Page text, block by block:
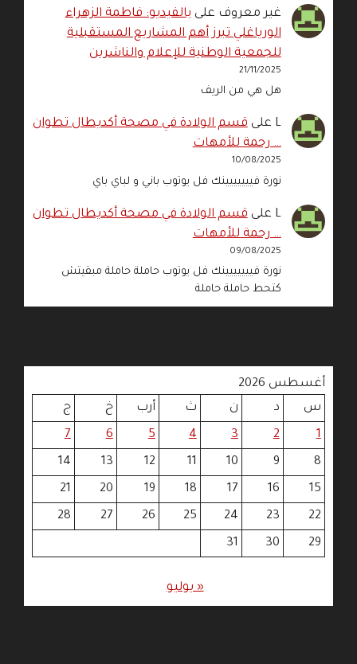
غير معروف علىبالفيديو: فاطمة الزهراء
الورياغلي تبرز أهم المشاريع المستقبلية
للجمعية الوطنية للإعلام والناشرين
21/11/2025
هل هي من الريف
L علىقسم الولادة في مصحة أكديطال تطوان
… رحمة للأمهات
10/08/2025
نورة فييييييينك فل يوتوب باني و لباي باي
L علىقسم الولادة في مصحة أكديطال تطوان
… رحمة للأمهات
09/08/2025
نورة فييييييينك فل يوتوب حاملة حاملة مبقيتش
كتحط حاملة حاملة
أغسطس 2026
س
د ن ث أرب خ
ج
1
2
3
4
5
6
7
8
9
10
11
12
13
14
15
16
17
18
19
20
21
22
23
24
25
26
27
28
29
30
31
« يوليو